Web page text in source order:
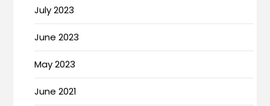
July 2023
June 2023
May 2023
June 2021